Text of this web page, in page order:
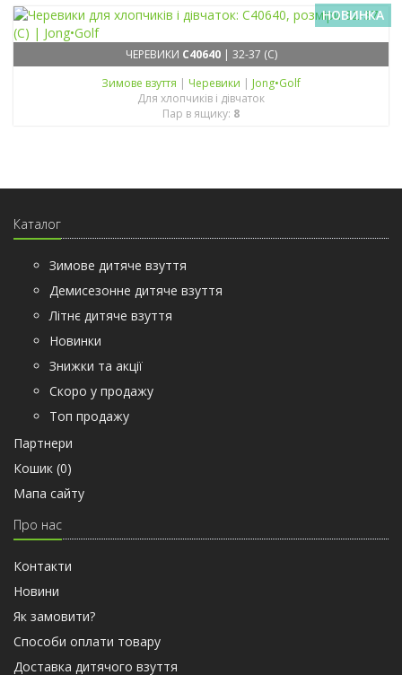
НОВИНКА
ЧЕРЕВИКИ C40640| 32-37 (C)
Зимове взуття | Черевики | Jong•Golf
Для хлопчиків і дівчаток
Пар в ящику: 8
Каталог
Зимове дитяче взуття
Демисезонне дитяче взуття
Літнє дитяче взуття
Новинки
Знижки та акції
Скоро у продажу
Топ продажу
Партнери
Кошик (0)
Мапа сайту
Про нас
Контакти
Новини
Як замовити?
Способи оплати товару
Доставка дитячого взуття